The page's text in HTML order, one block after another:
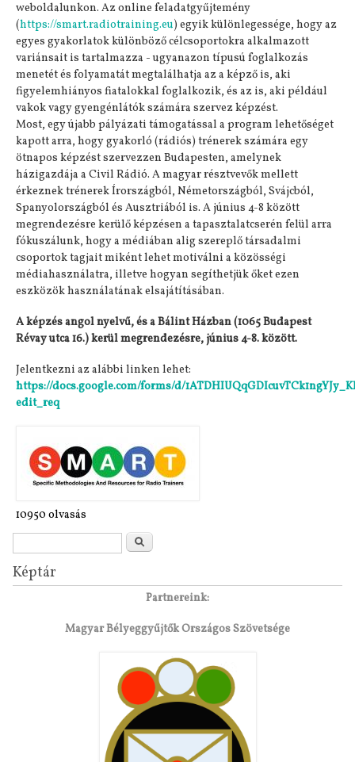
weboldalunkon. Az online feladatgyűjtemény
(https://smart.radiotraining.eu) egyik különlegessége, hogy az
egyes gyakorlatok különböző célcsoportokra alkalmazott
variánsait is tartalmazza - ugyanazon típusú foglalkozás
menetét és folyamatát megtalálhatja az a képző is, aki
figyelemhiányos fiatalokkal foglalkozik, és az is, aki például
vakok vagy gyengénlátók számára szervez képzést.
Most, egy újabb pályázati támogatással a program lehetőséget
kapott arra, hogy gyakorló (rádiós) trénerek számára egy
ötnapos képzést szervezzen Budapesten, amelynek
házigazdája a Civil Rádió. A magyar résztvevők mellett
érkeznek trénerek Írországból, Németországból, Svájcból,
Spanyolországból és Ausztriából is. A június 4-8 között
megrendezésre kerülő képzésen a tapasztalatcserén felül arra
fókuszálunk, hogy a médiában alig szereplő társadalmi
csoportok tagjait miként lehet motiválni a közösségi
médiahasználatra, illetve hogyan segíthetjük őket ezen
eszközök használatának elsajátításában.
A képzés angol nyelvű, és a Bálint Házban (1065 Budapest
Révay utca 16.) kerül megrendezésre, június 4-8. között.
Jelentkezni az alábbi linken lehet:
https://docs.google.com/forms/d/
edit_req
10950 olvasás
Keresés
Képtár
Partnereink:
Magyar Bélyeggyűjtők Országos Szövetsége